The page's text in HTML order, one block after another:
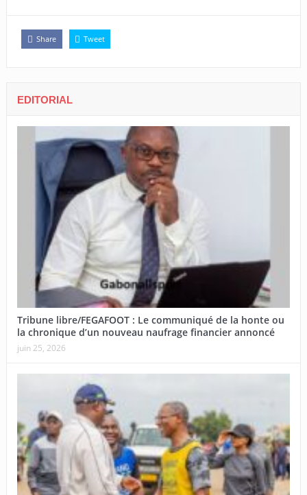
Share Tweet
EDITORIAL
Tribune libre/FEGAFOOT : Le communiqué de la honte ou
la chronique d’un nouveau naufrage financier annoncé
juin 25, 2026